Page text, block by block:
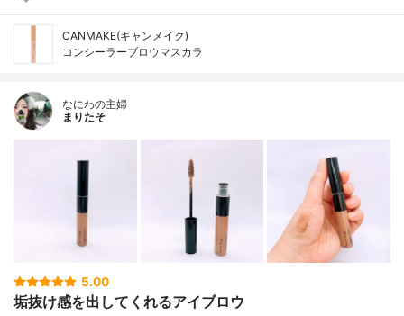
CANMAKE(キャンメイク)
コンシーラーブロウマスカラ
なにわの主婦
まりたそ
5.00
垢抜け感を出してくれるアイブロウ